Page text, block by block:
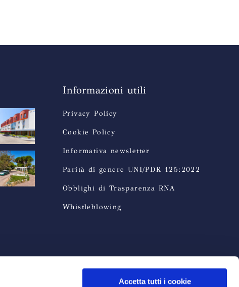
Accetta tutti i cookie
Informazioni utili
Privacy Policy
Cookie Policy
Informativa newsletter
Parità di genere UNI/PDR 125:2022
Obblighi di Trasparenza RNA
Whistleblowing